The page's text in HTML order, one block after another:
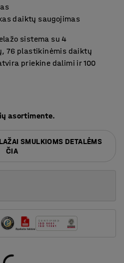
daiktų saugojimas
sistema su 4
76 plastikinėmis daiktų
priekine dalimi ir 100
asortimente.
SMULKIOMS DETALĖMS
ČIA